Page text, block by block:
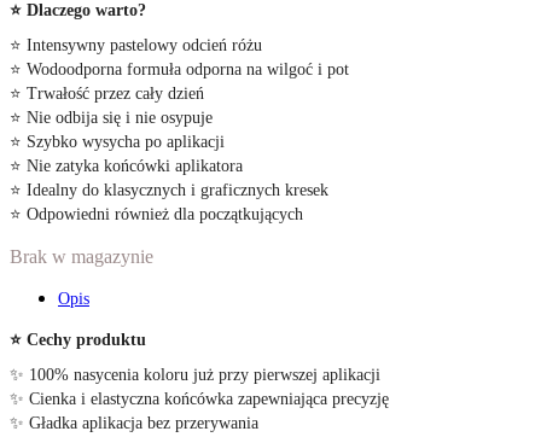
⭐ Dlaczego warto?
⭐ Intensywny pastelowy odcień różu
⭐ Wodoodporna formuła odporna na wilgoć i pot
⭐ Trwałość przez cały dzień
⭐ Nie odbija się i nie osypuje
⭐ Szybko wysycha po aplikacji
⭐ Nie zatyka końcówki aplikatora
⭐ Idealny do klasycznych i graficznych kresek
⭐ Odpowiedni również dla początkujących
Brak w magazynie
Opis
⭐ Cechy produktu
✨ 100% nasycenia koloru już przy pierwszej aplikacji
✨ Cienka i elastyczna końcówka zapewniająca precyzję
✨ Gładka aplikacja bez przerywania